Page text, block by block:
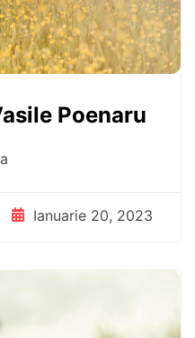
Poenaru
Ianuarie 20, 2023